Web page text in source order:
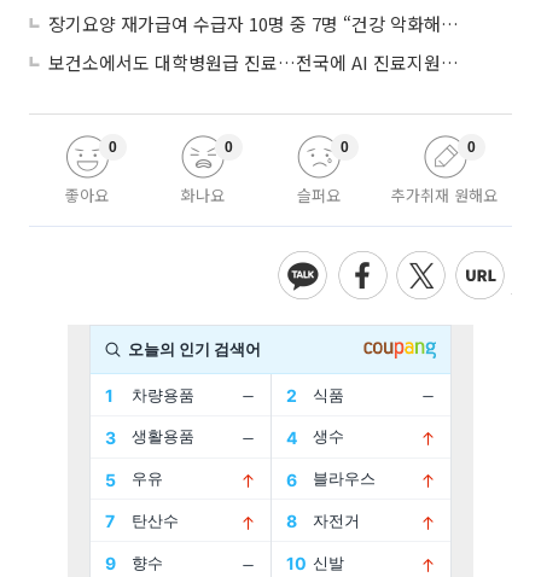
장기요양 재가급여 수급자 10명 중 7명 “건강 악화해도 집에서”
보건소에서도 대학병원급 진료…전국에 AI 진료지원도구 보급
좋아요
0
화나요
0
슬퍼요
0
추가취재 원해요
0